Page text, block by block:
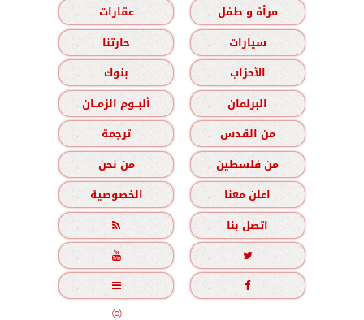
مرأة و طفل
عقارات
سيارات
حارتنا
الأحزاب
بنوك
البرلمان
ألبــوم الزمــان
من القدس
ترجمة
من فلسطين
من نحن
اعلن معنا
الخصوصية
اتصل بنا





جميع الحقوق محفوظة©